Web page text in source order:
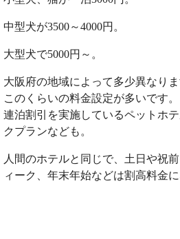
中型犬が3500～4000円。
大型犬で5000円～。
大阪府の地域によって多少異なり
このくらいの料金設定が多いです。
連泊割引を実施しているペットホ
クプランなども。
人間のホテルと同じで、土日や祝
ィーク、年末年始などは割高料金